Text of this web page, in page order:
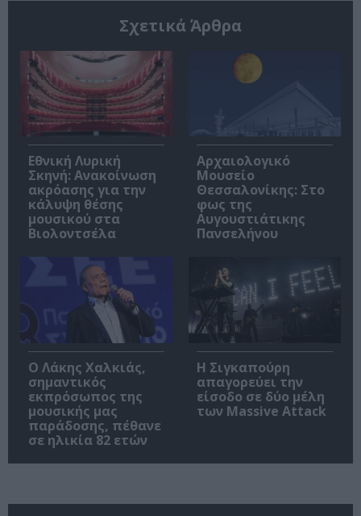
Σχετικά Άρθρα
Εθνική Λυρική
Σκηνή: Ανακοίνωση
ακρόασης για την
κάλυψη θέσης
μουσικού στα
Βιολοντσέλα
Αρχαιολογικό
Μουσείο
Θεσσαλονίκης: Στο
φως της
Αυγουστιάτικης
Πανσελήνου
Ο Λάκης Χαλκιάς,
σημαντικός
εκπρόσωπος της
μουσικής μας
παράδοσης, πέθανε
σε ηλικία 82 ετών
Η Σιγκαπούρη
απαγορεύει την
είσοδο σε δύο μέλη
των Massive Attack